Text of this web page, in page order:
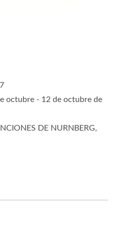
octubre - 12 de octubre de
DE NURNBERG,